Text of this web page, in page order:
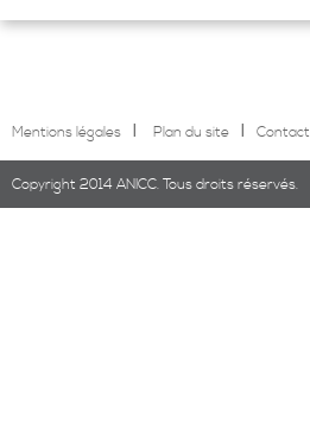
Mentions légales l Plan du site l Contact
Copyright 2014 ANICC. Tous droits réservés.